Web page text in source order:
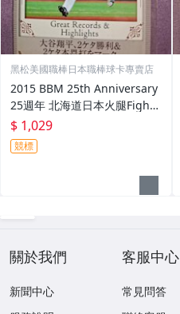
黑松美國職棒日本職棒球卡專賣店
2015 BBM 25th Anniversary
25週年 北海道日本火腿Fighte
rs #187 大谷翔平 Great & Hi
ghlight 1張 球卡
$ 1,029
競標
關於我們
新聞中心
客服中心
常見問答